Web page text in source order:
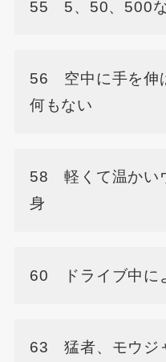
55 5、50、500な
56 空中に手を伸
何もない
58 軽くて温かい
身
60 ドライブ中に
63 猛者、モウジ